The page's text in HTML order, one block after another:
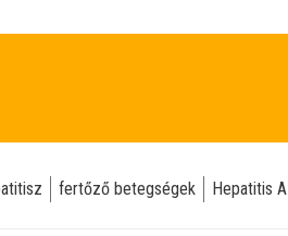
fertőző betegségek Hepatitis A